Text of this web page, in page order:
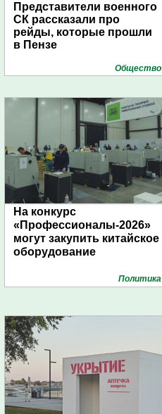
Представители военного
СК рассказали про
рейды, которые прошли
в Пензе
Общество
На конкурс
«Профессионалы-2026»
могут закупить китайское
оборудование
Политика